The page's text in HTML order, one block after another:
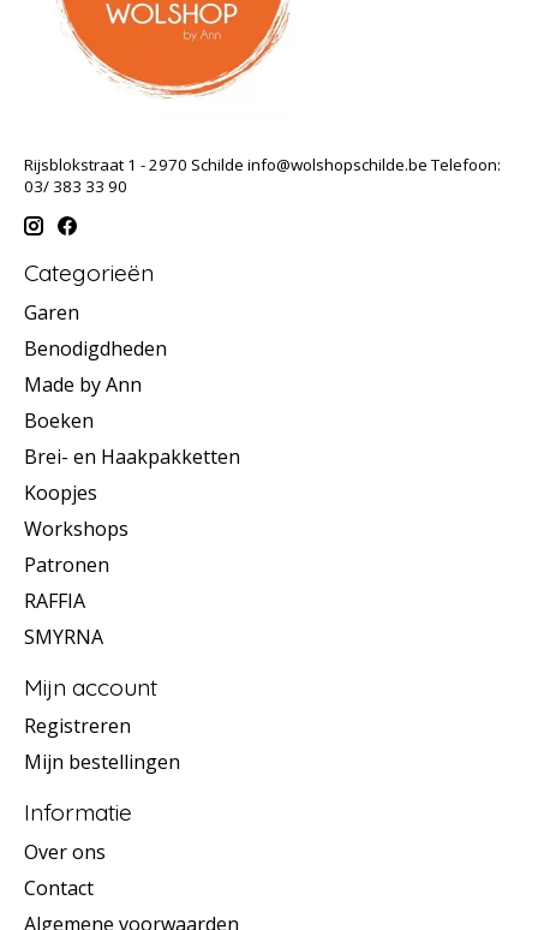
Rijsblokstraat 1 - 2970 Schilde info@wolshopschilde.beTelefoon:
03/ 383 33 90
Categorieën
Garen
Benodigdheden
Made by Ann
Boeken
Brei- en Haakpakketten
Koopjes
Workshops
Patronen
RAFFIA
SMYRNA
Mijn account
Registreren
Mijn bestellingen
Informatie
Over ons
Contact
Algemene voorwaarden